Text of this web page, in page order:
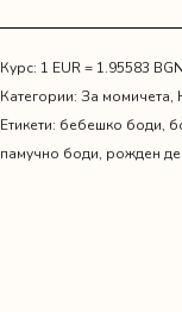
с
лента
боди
с
име
Курс: 1 EUR = 1.95583
Категории: За момичета,
Етикети: бебешко боди,
памучно боди, рожден